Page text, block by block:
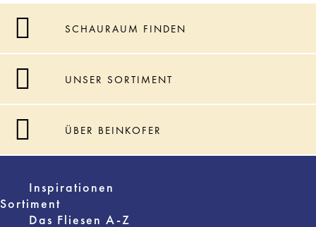
SCHAURAUM FINDEN
UNSER SORTIMENT
ÜBER BEINKOFER
Inspirationen
Sortiment
Das Fliesen A-Z